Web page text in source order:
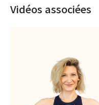
Vidéos associées